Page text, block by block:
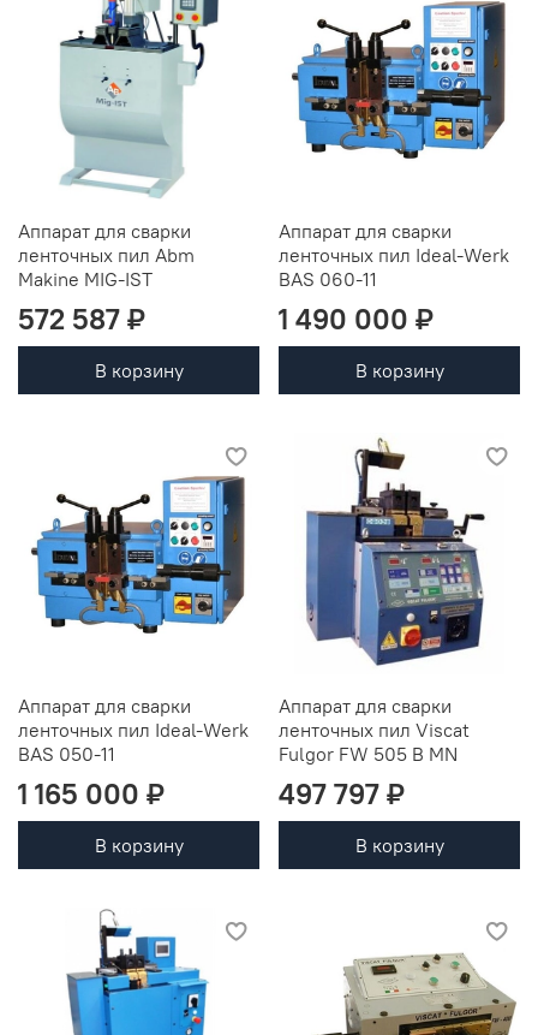
Аппарат для сварки
ленточных пил Abm
Makine MIG-IST
572 587 ₽
В корзину
Аппарат для сварки
ленточных пил Ideal-Werk
BAS 060-11
1 490 000 ₽
В корзину
Аппарат для сварки
ленточных пил Ideal-Werk
BAS 050-11
1 165 000 ₽
В корзину
Аппарат для сварки
ленточных пил Viscat
Fulgor FW 505 B MN
497 797 ₽
В корзину